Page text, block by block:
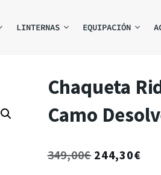
LINTERNAS EQUIPACIÓN
Chaqueta
Camo
349,00€ 244,30€